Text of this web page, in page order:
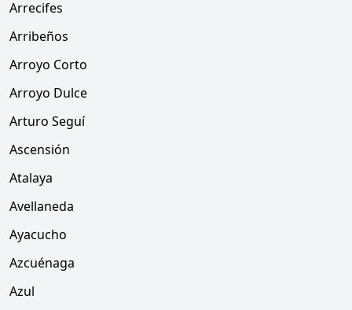
Arrecifes
Arribeños
Arroyo Corto
Arroyo Dulce
Arturo Seguí
Ascensión
Atalaya
Avellaneda
Ayacucho
Azcuénaga
Azul